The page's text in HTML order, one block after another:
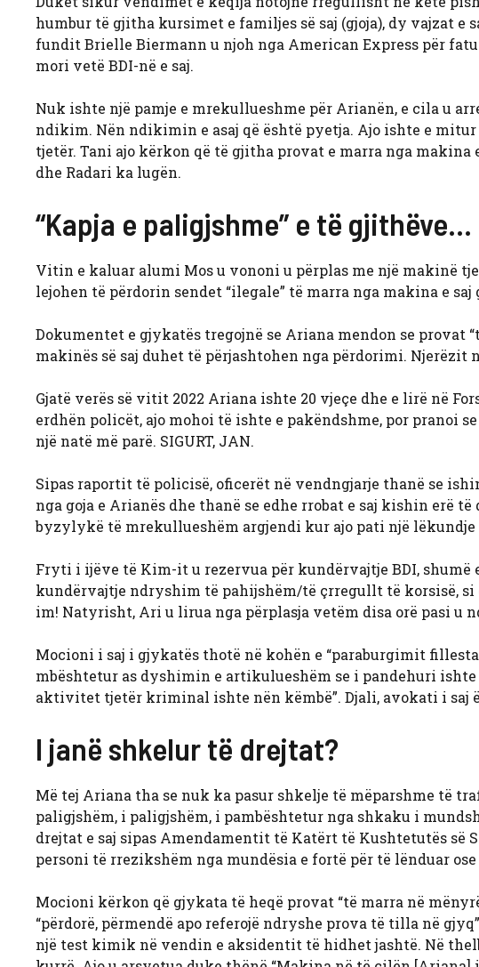
humbur të gjitha kursimet e familjes së saj (gjoja), dy vajzat e
fundit Brielle Biermann u njoh nga American Express për
mori vetë BDI-në e saj.
Nuk ishte një pamje e mrekullueshme për Arianën, e cila u
ndikim. Nën ndikimin e asaj që është pyetja. Ajo ishte e
tjetër. Tani ajo kërkon që të gjitha provat e marra nga
dhe Radari ka lugën.
“Kapja e paligjshme” e të gjithëve…
Vitin e kaluar alumi Mos u vononi u përplas me një makinë
lejohen të përdorin sendet “ilegale” të marra nga makina e
Dokumentet e gjykatës tregojnë se Ariana mendon se
makinës së saj duhet të përjashtohen nga përdorimi. Njerëzit
Gjatë verës së vitit 2022 Ariana ishte 20 vjeçe dhe e lirë në
erdhën policët, ajo mohoi të ishte e pakëndshme, por pranoi
një natë më parë. SIGURT, JAN.
Sipas raportit të policisë, oficerët në vendngjarje thanë se
nga goja e Arianës dhe thanë se edhe rrobat e saj kishin erë
byzylykë të mrekullueshëm argjendi kur ajo pati një lëkundje
Fryti i ijëve të Kim-it u rezervua për kundërvajtje BDI,
kundërvajtje ndryshim të pahijshëm/të çrregullt të korsisë,
im! Natyrisht, Ari u lirua nga përplasja vetëm disa orë pasi u
Mocioni i saj i gjykatës thotë në kohën e “paraburgimit
mbështetur as dyshimin e artikulueshëm se i pandehuri
aktivitet tjetër kriminal ishte nën këmbë”. Djali, avokati i saj
I janë shkelur të drejtat?
Më tej Ariana tha se nuk ka pasur shkelje të mëparshme të
paligjshëm, i paligjshëm, i pambështetur nga shkaku i
drejtat e saj sipas Amendamentit të Katërt të Kushtetutës së
personi të rrezikshëm nga mundësia e fortë për të lënduar
Mocioni kërkon që gjykata të heqë provat “të marra në
“përdorë, përmendë apo referojë ndryshe prova të tilla në
një test kimik në vendin e aksidentit të hidhet jashtë. Në